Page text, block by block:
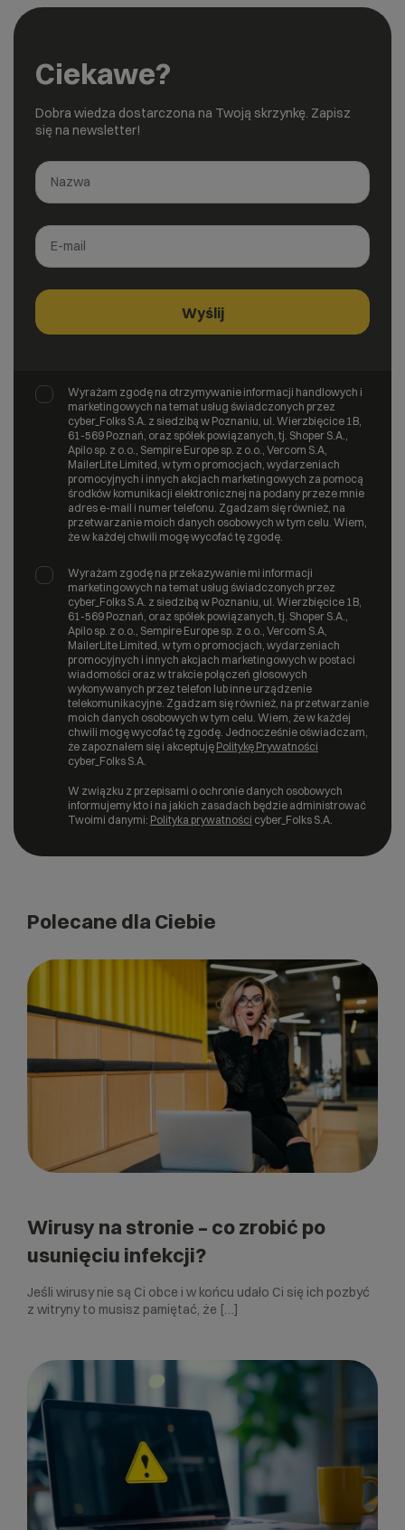
Ciekawe?
Dobra wiedza dostarczona na Twoją skrzynkę. Zapisz
się na newsletter!
Wyrażam zgodę na otrzymywanie informacji handlowych i
marketingowych na temat usług świadczonych przez
cyber_Folks S.A. z siedzibą w Poznaniu, ul. Wierzbięcice 1B,
61-569 Poznań, oraz spółek powiązanych, tj. Shoper S.A.,
Apilo sp. z o.o., Sempire Europe sp. z o.o., Vercom S.A,
MailerLite Limited, w tym o promocjach, wydarzeniach
promocyjnych i innych akcjach marketingowych za pomocą
środków komunikacji elektronicznej na podany przeze mnie
adres e-mail i numer telefonu. Zgadzam się również, na
przetwarzanie moich danych osobowych w tym celu. Wiem,
że w każdej chwili mogę wycofać tę zgodę.
Wyrażam zgodę na przekazywanie mi informacji
marketingowych na temat usług świadczonych przez
cyber_Folks S.A. z siedzibą w Poznaniu, ul. Wierzbięcice 1B,
61-569 Poznań, oraz spółek powiązanych, tj. Shoper S.A.,
Apilo sp. z o.o., Sempire Europe sp. z o.o., Vercom S.A,
MailerLite Limited, w tym o promocjach, wydarzeniach
promocyjnych i innych akcjach marketingowych w postaci
wiadomości oraz w trakcie połączeń głosowych
wykonywanych przez telefon lub inne urządzenie
telekomunikacyjne. Zgadzam się również, na przetwarzanie
moich danych osobowych w tym celu. Wiem, że w każdej
chwili mogę wycofać tę zgodę. Jednocześnie oświadczam,
że zapoznałem się i akceptuję Politykę Prywatności
cyber_Folks S.A.
W związku z przepisami o ochronie danych osobowych
informujemy kto i na jakich zasadach będzie administrować
Twoimi danymi: Polityka prywatności cyber_Folks S.A.
Polecane dla Ciebie
Wirusy na stronie – co zrobić po
usunięciu infekcji?
Jeśli wirusy nie są Ci obce i w końcu udało Ci się ich pozbyć
z witryny to musisz pamiętać, że […]